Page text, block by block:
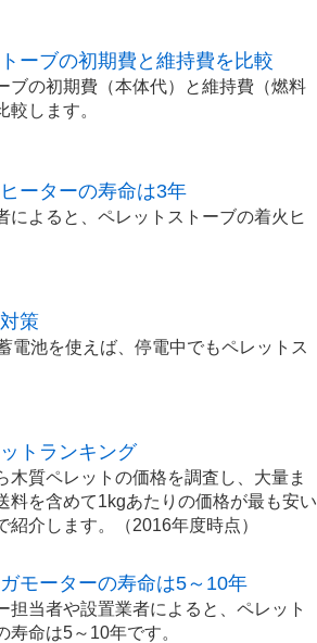
ーブの初期費と維持費を比較
ブの初期費（本体代）と維持費（燃料
します。
ーターの寿命は3年
によると、ペレットストーブの着火ヒ
策
電池を使えば、停電中でもペレットス
トランキング
木質ペレットの価格を調査し、大量ま
料を含めて1kgあたりの価格が最も安い
介します。（2016年度時点）
モーターの寿命は5～10年
担当者や設置業者によると、ペレット
命は5～10年です。